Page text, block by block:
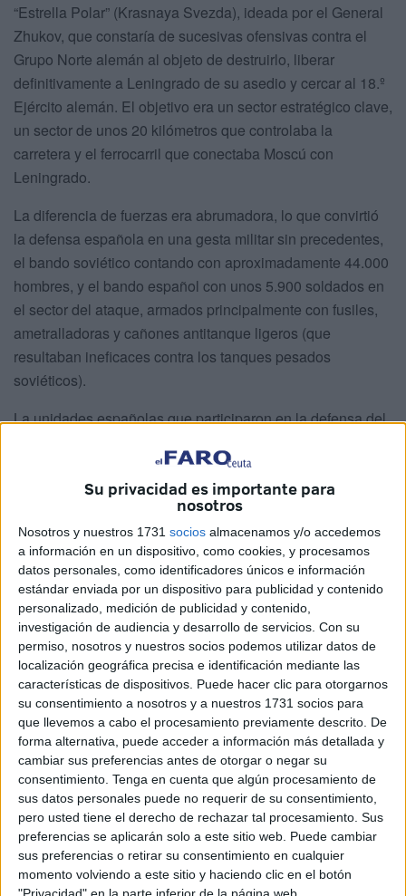
Su privacidad es importante para
nosotros
Nosotros y nuestros 1731 socios almacenamos y/o accedemos
a información en un dispositivo, como cookies, y procesamos
datos personales, como identificadores únicos e información
estándar enviada por un dispositivo para publicidad y contenido
personalizado, medición de publicidad y contenido,
investigación de audiencia y desarrollo de servicios. Con su
permiso, nosotros y nuestros socios podemos utilizar datos de
localización geográfica precisa e identificación mediante las
características de dispositivos. Puede hacer clic para otorgarnos
su consentimiento a nosotros y a nuestros 1731 socios para
que llevemos a cabo el procesamiento previamente descrito. De
forma alternativa, puede acceder a información más detallada y
cambiar sus preferencias antes de otorgar o negar su
consentimiento. Tenga en cuenta que algún procesamiento de
sus datos personales puede no requerir de su consentimiento,
pero usted tiene el derecho de rechazar tal procesamiento. Sus
preferencias se aplicarán solo a este sitio web. Puede cambiar
sus preferencias o retirar su consentimiento en cualquier
momento volviendo a este sitio y haciendo clic en el botón
“Estrella Polar” (Krasnaya Svezda), ideada por el General
Zhukov, que constaría de sucesivas ofensivas contra el
Grupo Norte alemán al objeto de destruirlo, liberar
definitivamente a Leningrado de su asedio y cercar al 18.º
Ejército alemán. El objetivo era un sector estratégico clave,
un sector de unos 20 kilómetros que controlaba la
carretera y el ferrocarril que conectaba Moscú con
Leningrado.
La diferencia de fuerzas era abrumadora, lo que convirtió
la defensa española en una gesta militar sin precedentes,
el bando soviético contando con aproximadamente 44.000
hombres, y el bando español con unos 5.900 soldados en
el sector del ataque, armados principalmente con fusiles,
ametralladoras y cañones antitanque ligeros (que
resultaban ineficaces contra los tanques pesados
soviéticos).
La unidades españolas que participaron en la defensa del
de Infantería 262º mandado por el Coronel Manuel
Sagrado Marchena compuesto por los Batallones Iº/262,
IIº/262 (salvo el IIIº/262), compañía de cañones de
Infantería (CCI) 13ª/262 que contaba con 6 piezas de 75
mm y dos de 150 mm y la compañía de antitanques
14ª/262 con nueve piezas pak de 37 mm, junto al Batallón
de Reserva Móvil 250º (La Tia Bernarda) al frente el
Capitán Alfredo Miranda Labrador, el Grupo de
Exploración 250º al mando el Capitán José García Castro
y Batallón de Zapadores 250º con el Comandante Alfredo
Bellod Gómez y la Compañía de Esquiadores al mando
del Capitán Joaquin Ordás Lata.
Así mismo, disponía del apoyo artillero del Regimiento de
Artillería 250º cuyo mando ostentaba el Coronel Francisco
Bandín Delgado con el Grupo Iº de Artillería de la División
al mando del Comandante Guillermo Reinlein Calzada
compuesto por tres Baterías del Grupo Iº, dos Baterías del
Grupo IIIº y dos Baterías del Grupo IVº (siete en total)